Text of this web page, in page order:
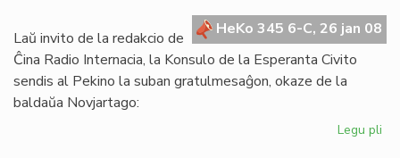
HeKo 345 6-C, 26 jan 08
Laŭ invito de la redakcio de
Ĉina Radio Internacia, la Konsulo de la Esperanta Civito
sendis al Pekino la suban gratulmesaĝon, okaze de la
baldaŭa Novjartago:
Legu pli